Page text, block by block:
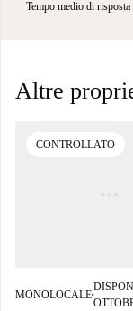
Tempo medio di risposta
Altre
CONTROLLATO
MONOLOCALE■